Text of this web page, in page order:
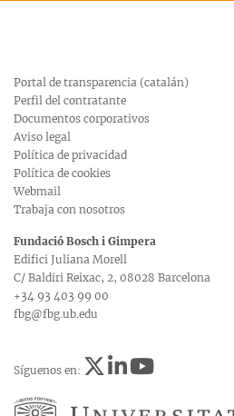
Portal de transparencia (catalán)
Perfil del contratante
Documentos corporativos
Aviso legal
Política de privacidad
Política de cookies
Webmail
Trabaja con nosotros
Fundació Bosch i Gimpera
Edifici Juliana Morell
C/ Baldiri Reixac, 2, 08028 Barcelona
+34 93 403 99 00
fbg@fbg.ub.edu
Síguenos en: